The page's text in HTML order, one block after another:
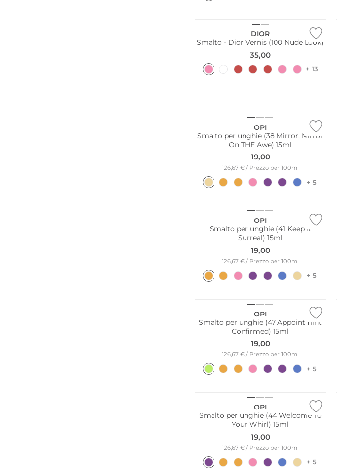
DIOR
Smalto - Dior Vernis (100 Nude Look)
35,00
+ 13
OPI
Smalto per unghie (38 Mirror, Mirror
On THE Awe) 15ml
19,00
126,67 € / Prezzo per 100ml
+ 5
OPI
Smalto per unghie (41 Keep it
Surreal) 15ml
19,00
126,67 € / Prezzo per 100ml
+ 5
OPI
Smalto per unghie (47 Appointmint
Confirmed) 15ml
19,00
126,67 € / Prezzo per 100ml
+ 5
OPI
Smalto per unghie (44 Welcome To
Your Whirl) 15ml
19,00
126,67 € / Prezzo per 100ml
+ 5